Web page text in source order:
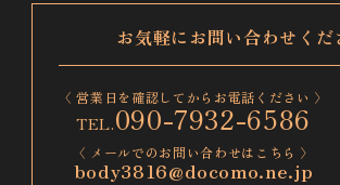
お気軽にお問い合わせくだ
〈 営業日を確認してからお電話ください 〉
090-7932-6586
〈 メールでのお問い合わせはこちら 〉
body3816@docomo.ne.jp